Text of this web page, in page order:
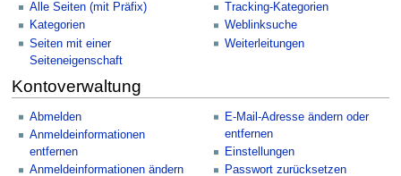
Alle Seiten (mit Präfix)
Kategorien
Seiten mit einer
Seiteneigenschaft
Tracking-Kategorien
Weblinksuche
Weiterleitungen
Kontoverwaltung
Abmelden
Anmeldeinformationen
entfernen
Anmeldeinformationen ändern
E-Mail-Adresse ändern oder
entfernen
Einstellungen
Passwort zurücksetzen